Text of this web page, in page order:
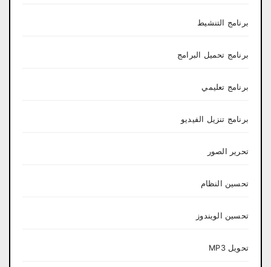
برنامج التنشيط
برنامج تحميل البرامج
برنامج تعليمي
برنامج تنزيل الفيديو
تحرير الصور
تحسين النظام
تحسين الويندوز
تحويل MP3